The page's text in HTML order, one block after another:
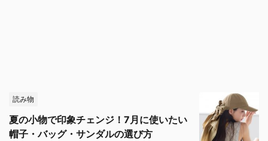
読み物
夏の小物で印象チェンジ！7月に使いたい
帽子・バッグ・サンダルの選び方